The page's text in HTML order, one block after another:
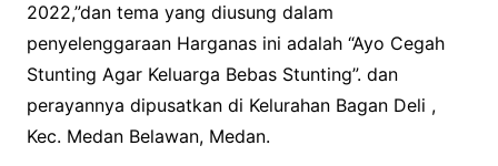
2022,”dan tema yang diusung dalam
penyelenggaraan Harganas ini adalah “Ayo Cegah
Stunting Agar Keluarga Bebas Stunting”. dan
perayannya dipusatkan di Kelurahan Bagan Deli ,
Kec. Medan Belawan, Medan.